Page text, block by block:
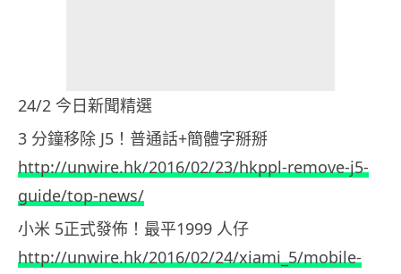
24/2 今日新聞精選
3 分鐘移除 J5！普通話+簡體字掰掰
http://unwire.hk/2016/02/23/hkppl-remove-j5-
guide/top-news/
小米 5正式發佈！最平1999 人仔
http://unwire.hk/2016/02/24/xiami_5/mobile-